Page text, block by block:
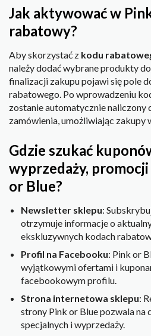
Jak aktywować w
rabatowy?
Aby skorzystać z kodu
należy dodać wybrane produkty
finalizacji zakupu pojawi się pole
rabatowego. Po wprowadzeniu
zostanie automatycznie naliczony
zamówienia, umożliwiając zakupy
Gdzie szukać
wyprzedaży,
or Blue?
Newsletter sklepu:
otrzymuje informacje o
ekskluzywnych kodach
Profil na Facebooku: Pink or
wyjątkowymi ofertami i
facebookowym profilu.
Strona internetowa sklepu:
strony Pink or Blue pozwala
specjalnych i wyprzedaży.